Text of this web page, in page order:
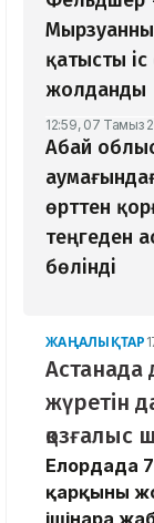
қатысты іс
жолданды
12:59, 07 Тамыз
Абай
өрттен
теңгеден
бөлінді
ЖАҢАЛЫҚТАР
Астанада
жүретін
қозғалыс
Елордада
қарқыны
ішінара